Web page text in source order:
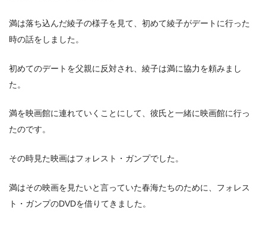
満は落ち込んだ綾子の様子を見て、初めて綾子がデートに行った
時の話をしました。
初めてのデートを父親に反対され、綾子は満に協力を頼みまし
た。
満を映画館に連れていくことにして、彼氏と一緒に映画館に行っ
たのです。
その時見た映画はフォレスト・ガンプでした。
満はその映画を見たいと言っていた春海たちのために、フォレス
ト・ガンプのDVDを借りてきました。